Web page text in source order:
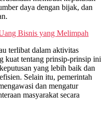
daya dengan bijak, dan
Bisnis yang Melimpah
terlibat dalam aktivitas
kuat tentang prinsip-prinsip ini
yang lebih baik dan
Selain itu, pemerintah
dan mengatur
masyarakat secara